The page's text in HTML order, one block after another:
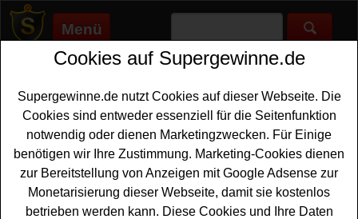
Menü
Supergewinne.de>Gewinnspiele>Kitchenaid
KitchenAid Gewinnspiele - kostenlos
KitchenAid gewinnen
Alle KitchenAid Gewinnspiele finden Sie hier. Bei diesen
Gewinnspielen haben Sie die Chance, kostenlos eine tolle
und hochwertigeKüchenmaschine, eine KitchenAid
gewinnen zu können.
Cookies auf Supergewinne.de
Supergewinne.de nutzt Cookies auf dieser Webseite. Die
Cookies sind entweder essenziell für die Seitenfunktion
notwendig oder dienen Marketingzwecken. Für Einige
benötigen wir Ihre Zustimmung. Marketing-Cookies dienen
zur Bereitstellung von Anzeigen mit Google Adsense zur
Monetarisierung dieser Webseite, damit sie kostenlos
betrieben werden kann. Diese Cookies und Ihre Daten